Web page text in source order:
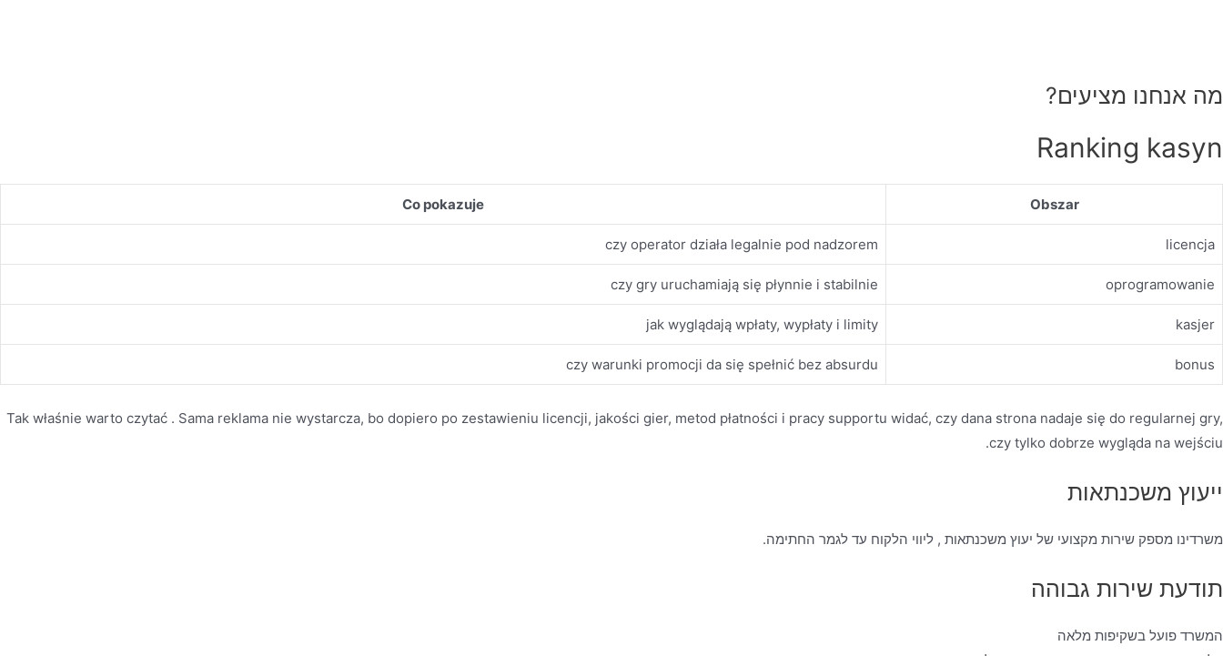
מה אנחנו מציעים?
Ranking kasyn
Obszar
Co pokazuje
licencja
czy operator działa legalnie pod nadzorem
oprogramowanie
czy gry uruchamiają się płynnie i stabilnie
kasjer
jak wyglądają wpłaty, wypłaty i limity
bonus
czy warunki promocji da się spełnić bez absurdu
Tak właśnie warto czytać . Sama reklama nie wystarcza, bo dopiero po zestawieniu licencji, jakości gier, metod płatności i pracy supportu widać, czy dana strona nadaje się do regularnej gry,
czy tylko dobrze wygląda na wejściu.
ייעוץ משכנתאות
משרדינו מספק שירות מקצועי של יעוץ משכנתאות , ליווי הלקוח עד לגמר החתימה.
תודעת שירות גבוהה
המשרד פועל בשקיפות מלאה